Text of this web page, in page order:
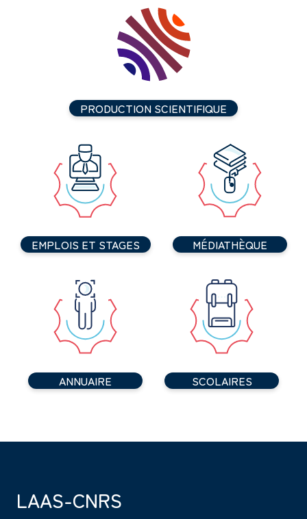
PRODUCTION SCIENTIFIQUE
EMPLOIS ET STAGES MÉDIATHÈQUE
ANNUAIRE SCOLAIRES
LAAS-CNRS